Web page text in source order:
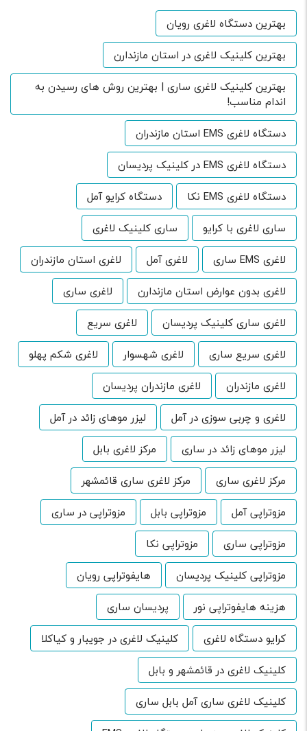
بهترین دستگاه لاغری رویان
بهترین کلینیک لاغری در استان مازندارن
بهترین کلینیک لاغری ساری | بهترین روش های رسیدن به
اندام مناسب!
دستگاه لاغری EMS استان مازندران
دستگاه لاغری EMS در کلینیک پردیسان
دستگاه لاغری EMS نکا
دستگاه کرایو آمل
ساری لاغری با کرایو
ساری کلینیک لاغری
لاغری EMS ساری
لاغری آمل
لاغری استان مازندران
لاغری بدون عوارض استان مازندارن
لاغری ساری
لاغری ساری کلینیک پردیسان
لاغری سریع
لاغری سریع ساری
لاغری شهسوار
لاغری شکم پهلو
لاغری مازندران
لاغری مازندران پردیسان
لاغری و چربی سوزی در آمل
لیزر موهای زائد در آمل
لیزر موهای زائد در ساری
مرکز لاغری بابل
مرکز لاغری ساری
مرکز لاغری ساری قائمشهر
مزوتراپی آمل
مزوتراپی بابل
مزوتراپی در ساری
مزوتراپی ساری
مزوتراپی نکا
مزوتراپی کلینیک پردیسان
هایفوتراپی رویان
هزینه هایفوتراپی نور
پردیسان ساری
کرایو دستگاه لاغری
کلینیک لاغری در جویبار و کیاکلا
کلینیک لاغری در قائمشهر و بابل
کلینیک لاغری ساری آمل بابل ساری